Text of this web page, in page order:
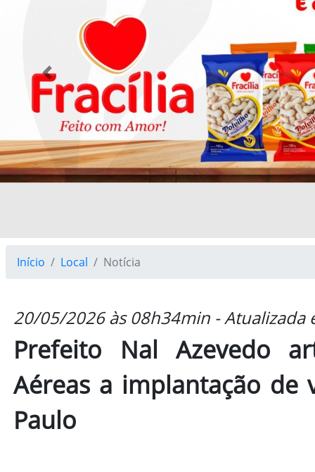
Previous
Início Local Notícia
20/05/2026 às 08h34min -
Prefeito Nal Azevedo
Aéreas a implantação de
Paulo